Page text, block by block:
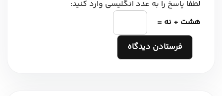
لطفا پاسخ را به عدد انگلیسی وارد کنید:
هشت + نه =